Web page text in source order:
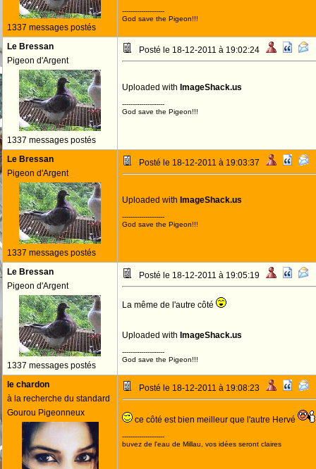
1337 messages postés
--------------------
God save the Pigeon!!!
Le Bressan
Pigeon d'Argent
1337 messages postés
Posté le 18-12-2011 à 19:02:24
Uploaded with ImageShack.us
--------------------
God save the Pigeon!!!
Le Bressan
Pigeon d'Argent
1337 messages postés
Posté le 18-12-2011 à 19:03:37
Uploaded with ImageShack.us
--------------------
God save the Pigeon!!!
Le Bressan
Pigeon d'Argent
1337 messages postés
Posté le 18-12-2011 à 19:05:19
La même de l'autre côté
Uploaded with ImageShack.us
--------------------
God save the Pigeon!!!
le chardon
à la recherche du standard
Gourou Pigeonneux
Posté le 18-12-2011 à 19:08:23
ce côté est bien meilleur que l'autre Hervé
--------------------
buvez de l'eau de Millau, vos idées seront claires